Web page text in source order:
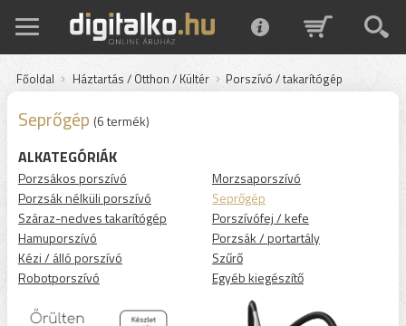
Főoldal Háztartás / Otthon / Kültér Porszívó / takarítógép
Seprőgép (6 termék)
ALKATEGÓRIÁK
Porzsákos porszívó
Porzsák nélküli porszívó
Száraz-nedves takarítógép
Hamuporszívó
Kézi / álló porszívó
Robotporszívó
Morzsaporszívó
Seprőgép
Porszívófej / kefe
Porzsák / portartály
Szűrő
Egyéb kiegészítő